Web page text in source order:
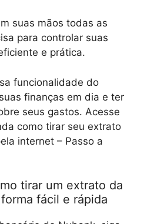
suas mãos todas as
para controlar suas
e prática.
funcionalidade do
finanças em dia e ter
seus gastos. Acesse
como tirar seu extrato
internet – Passo a
tirar um extrato da
fácil e rápida